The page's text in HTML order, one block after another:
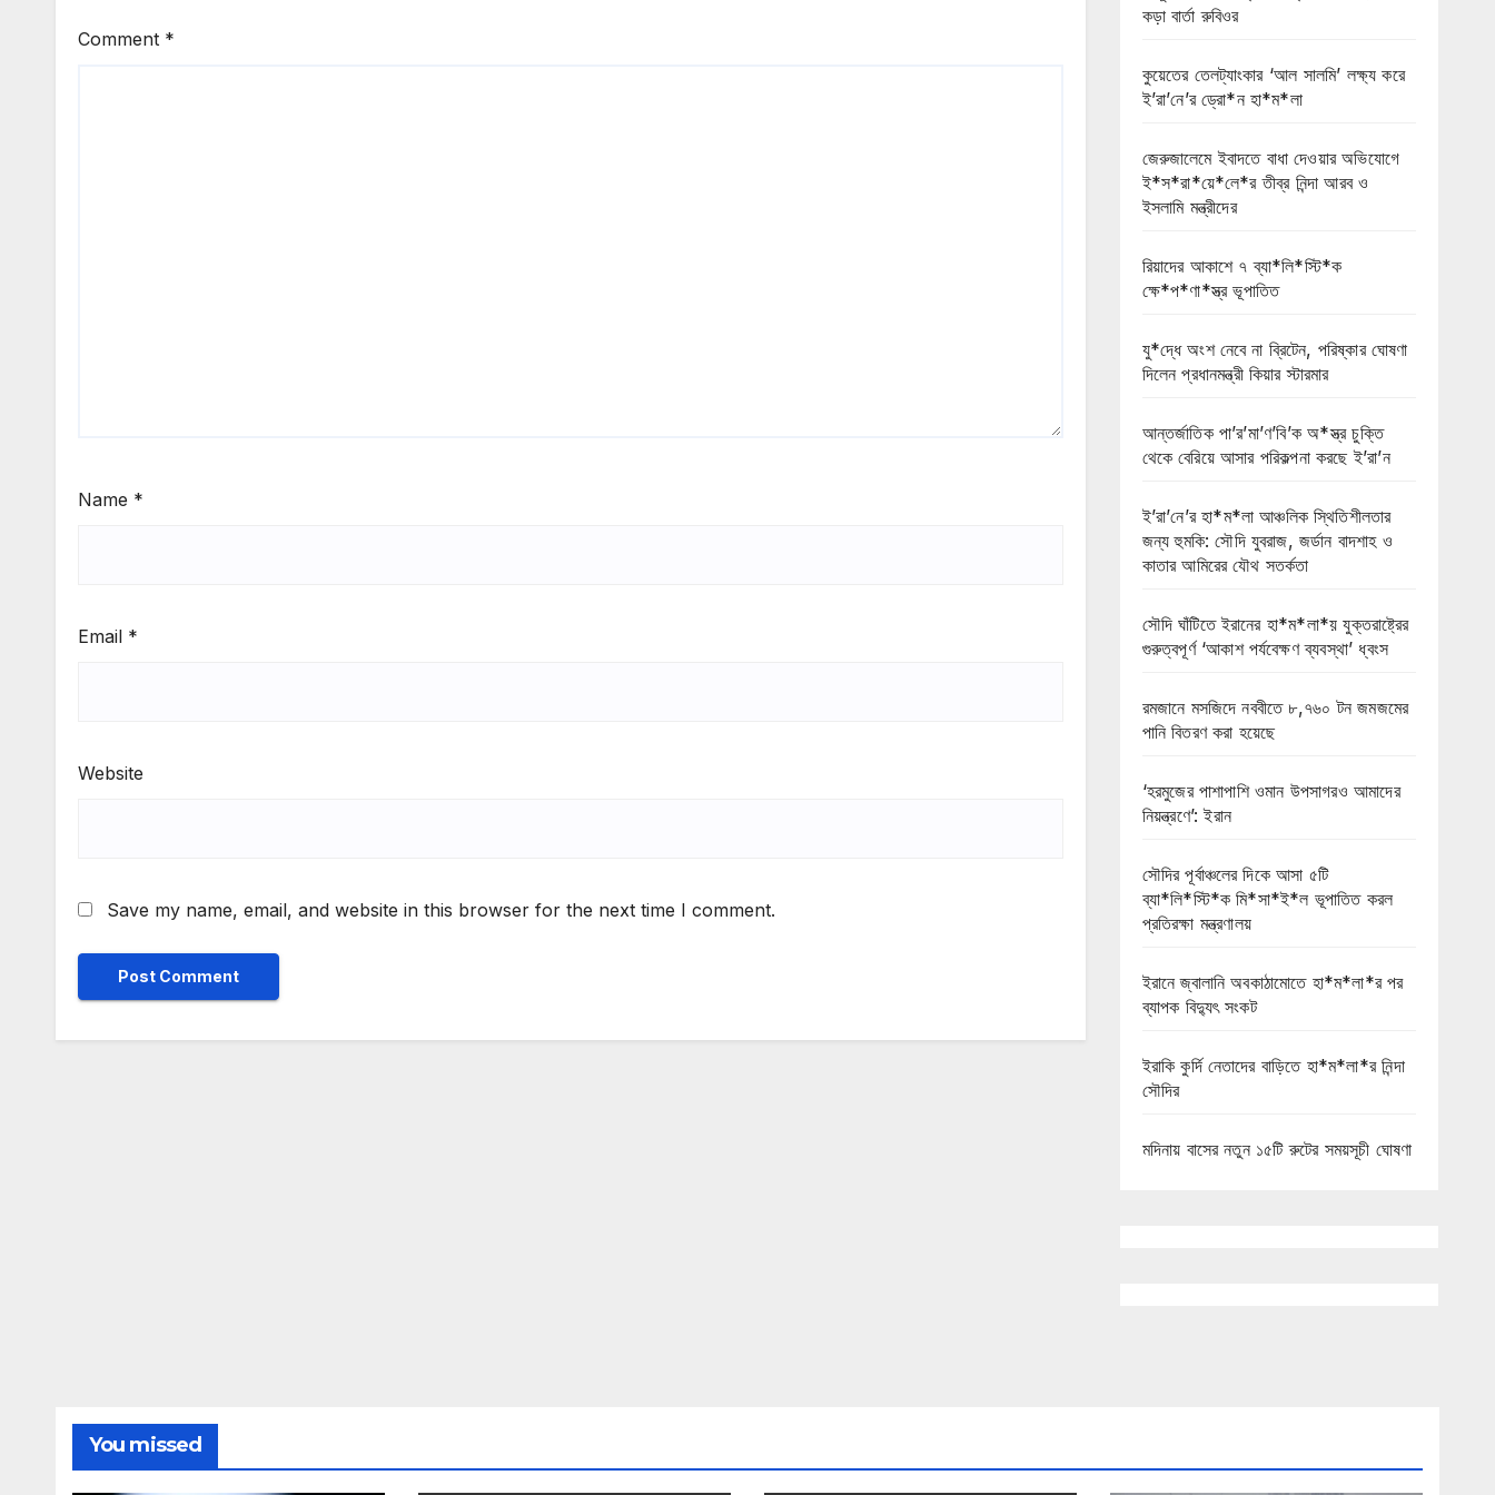
Comment *
Name *
Email *
Website
Save my name, email, and website in this browser for the next time I comment.
কড়া বার্তা রুবিওর
কুয়েতের তেলট্যাংকার ‘আল সালমি’ লক্ষ্য করে
ই’রা’নে’র ড্রো*ন হা*ম*লা
জেরুজালেমে ইবাদতে বাধা দেওয়ার অভিযোগে
ই*স*রা*য়ে*লে*র তীব্র নিন্দা আরব ও
ইসলামি মন্ত্রীদের
রিয়াদের আকাশে ৭ ব্যা*লি*স্টি*ক
ক্ষে*প*ণা*স্ত্র ভূপাতিত
যু*দ্ধে অংশ নেবে না ব্রিটেন, পরিষ্কার ঘোষণা
দিলেন প্রধানমন্ত্রী কিয়ার স্টারমার
আন্তর্জাতিক পা’র’মা’ণ’বি’ক অ*স্ত্র চুক্তি
থেকে বেরিয়ে আসার পরিকল্পনা করছে ই’রা’ন
ই’রা’নে’র হা*ম*লা আঞ্চলিক স্থিতিশীলতার
জন্য হুমকি: সৌদি যুবরাজ, জর্ডান বাদশাহ ও
কাতার আমিরের যৌথ সতর্কতা
সৌদি ঘাঁটিতে ইরানের হা*ম*লা*য় যুক্তরাষ্ট্রের
গুরুত্বপূর্ণ ‘আকাশ পর্যবেক্ষণ ব্যবস্থা’ ধ্বংস
রমজানে মসজিদে নববীতে ৮,৭৬০ টন জমজমের
পানি বিতরণ করা হয়েছে
‘হরমুজের পাশাপাশি ওমান উপসাগরও আমাদের
নিয়ন্ত্রণে’: ইরান
সৌদির পূর্বাঞ্চলের দিকে আসা ৫টি
ব্যা*লি*স্টি*ক মি*সা*ই*ল ভূপাতিত করল
প্রতিরক্ষা মন্ত্রণালয়
ইরানে জ্বালানি অবকাঠামোতে হা*ম*লা*র পর
ব্যাপক বিদ্যুৎ সংকট
ইরাকি কুর্দি নেতাদের বাড়িতে হা*ম*লা*র নিন্দা
সৌদির
মদিনায় বাসের নতুন ১৫টি রুটের সময়সূচী ঘোষণা
You missed